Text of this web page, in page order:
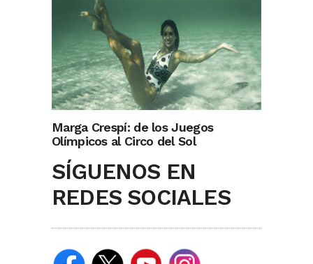
Marga Crespí: de los Juegos
Olímpicos al Circo del Sol
SÍGUENOS EN
REDES SOCIALES